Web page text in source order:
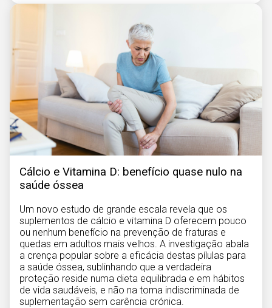
Cálcio e Vitamina D: benefício quase nulo na
saúde óssea
Um novo estudo de grande escala revela que os
suplementos de cálcio e vitamina D oferecem pouco
ou nenhum benefício na prevenção de fraturas e
quedas em adultos mais velhos. A investigação abala
a crença popular sobre a eficácia destas pílulas para
a saúde óssea, sublinhando que a verdadeira
proteção reside numa dieta equilibrada e em hábitos
de vida saudáveis, e não na toma indiscriminada de
suplementação sem carência crónica.